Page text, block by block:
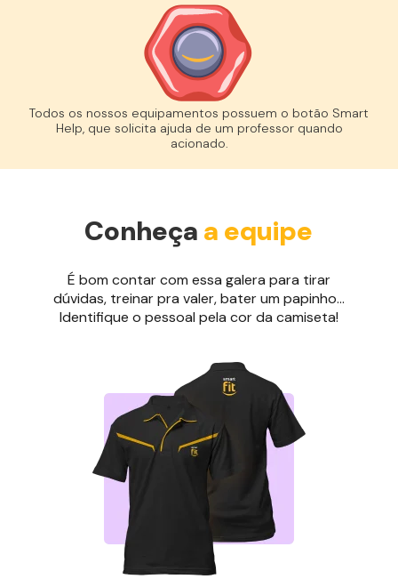
Todos os nossos equipamentos possuem o botão Smart
Help, que solicita ajuda de um professor quando
acionado.
Conheça a equipe
É bom contar com essa galera para tirar
dúvidas, treinar pra valer, bater um papinho...
Identifique o pessoal pela cor da camiseta!